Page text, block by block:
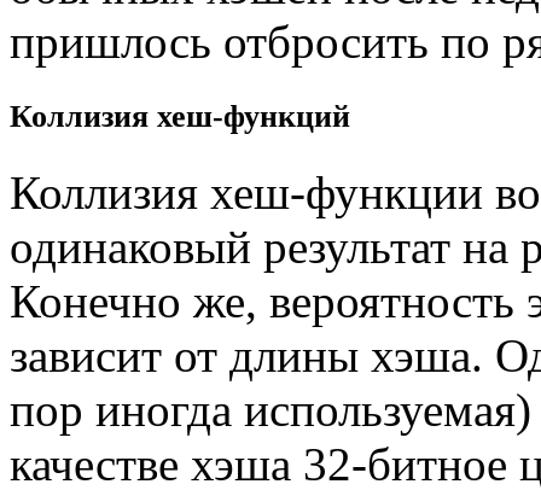
пришлось отбросить по
Коллизия хеш-функций
Коллизия хеш-функции
одинаковый результат
Конечно же, вероятность
зависит от длины хэша.
пор иногда
качестве хэша 32-битное